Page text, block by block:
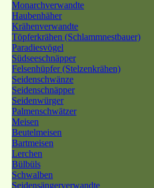
Monarchverwandte
Haubenhäher
Krähenverwandte
Töpferkrähen (Schlammnestbauer)
Paradiesvögel
Südseeschnäpper
Felsenhüpfer (Stelzenkrähen)
Seidenschwänze
Seidenschnäpper
Seidenwürger
Palmenschwätzer
Meisen
Beutelmeisen
Bartmeisen
Lerchen
Bülbüls
Schwalben
Seidensängerverwandte